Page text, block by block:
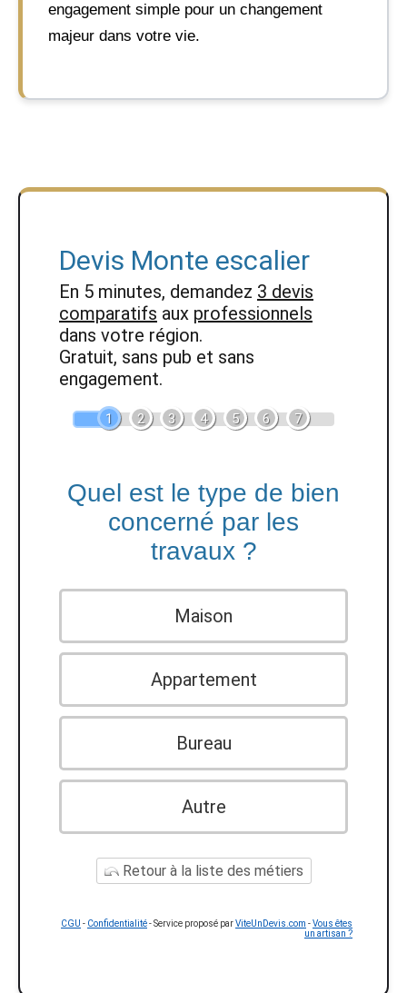
engagement simple pour un changement
majeur dans votre vie.
Devis Monte escalier
En 5 minutes, demandez 3 devis
comparatifs aux professionnels
dans votre région.
Gratuit, sans pub et sans
engagement.
1 2 3 4 5 6 7
Quel est le type de bien
concerné par les
travaux ?
Maison
Appartement
Bureau
Autre
Retour à la liste des métiers
CGU - Confidentialité- Service proposé parViteUnDevis.com -Vous êtes
un artisan ?